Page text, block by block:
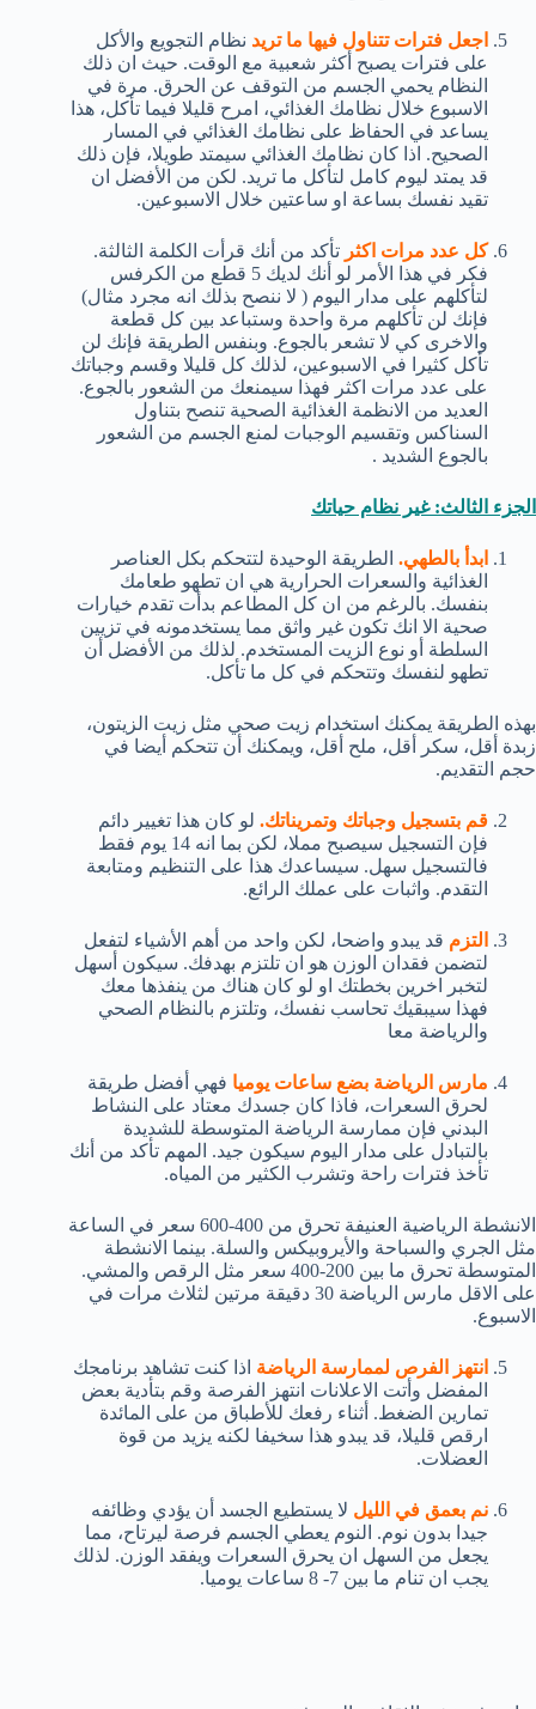
اجعل فترات تتناول فيها ما تريد نظام التجويع والأكل
على فترات يصبح أكثر شعبية مع الوقت. حيث ان ذلك
النظام يحمي الجسم من التوقف عن الحرق. مرة في
الاسبوع خلال نظامك الغذائي، امرح قليلا فيما تأكل، هذا
يساعد في الحفاظ على نظامك الغذائي في المسار
الصحيح. اذا كان نظامك الغذائي سيمتد طويلا، فإن ذلك
قد يمتد ليوم كامل لتأكل ما تريد. لكن من الأفضل ان
تقيد نفسك بساعة او ساعتين خلال الاسبوعين.
كل عدد مرات اكثر تأكد من أنك قرأت الكلمة الثالثة.
فكر في هذا الأمر لو أنك لديك 5 قطع من الكرفس
لتأكلهم على مدار اليوم ( لا ننصح بذلك انه مجرد مثال)
فإنك لن تأكلهم مرة واحدة وستباعد بين كل قطعة
والاخرى كي لا تشعر بالجوع. وبنفس الطريقة فإنك لن
تأكل كثيرا في الاسبوعين، لذلك كل قليلا وقسم وجباتك
على عدد مرات اكثر فهذا سيمنعك من الشعور بالجوع.
العديد من الانظمة الغذائية الصحية تنصح بتناول
السناكس وتقسيم الوجبات لمنع الجسم من الشعور
بالجوع الشديد .
الجزء الثالث: غير نظام حياتك
ابدأ بالطهي. الطريقة الوحيدة لتتحكم بكل العناصر
الغذائية والسعرات الحرارية هي ان تطهو طعامك
بنفسك. بالرغم من ان كل المطاعم بدأت تقدم خيارات
صحية الا انك تكون غير واثق مما يستخدمونه في تزيين
السلطة أو نوع الزيت المستخدم. لذلك من الأفضل أن
تطهو لنفسك وتتحكم في كل ما تأكل.
بهذه الطريقة يمكنك استخدام زيت صحي مثل زيت الزيتون،
زبدة أقل، سكر أقل، ملح أقل، ويمكنك أن تتحكم أيضا في
حجم التقديم.
قم بتسجيل وجباتك وتمريناتك. لو كان هذا تغيير دائم
فإن التسجيل سيصبح مملا، لكن بما انه 14 يوم فقط
فالتسجيل سهل. سيساعدك هذا على التنظيم ومتابعة
التقدم. واثبات على عملك الرائع.
التزم قد يبدو واضحا، لكن واحد من أهم الأشياء لتفعل
لتضمن فقدان الوزن هو ان تلتزم بهدفك. سيكون أسهل
لتخبر اخرين بخطتك او لو كان هناك من ينفذها معك
فهذا سيبقيك تحاسب نفسك، وتلتزم بالنظام الصحي
والرياضة معا
مارس الرياضة بضع ساعات يوميا فهي أفضل طريقة
لحرق السعرات، فاذا كان جسدك معتاد على النشاط
البدني فإن ممارسة الرياضة المتوسطة للشديدة
بالتبادل على مدار اليوم سيكون جيد. المهم تأكد من أنك
تأخذ فترات راحة وتشرب الكثير من المياه.
الانشطة الرياضية العنيفة تحرق من 400-600 سعر في الساعة
مثل الجري والسباحة والأيروبيكس والسلة. بينما الانشطة
المتوسطة تحرق ما بين 200-400 سعر مثل الرقص والمشي.
على الاقل مارس الرياضة 30 دقيقة مرتين لثلاث مرات في
الاسبوع.
انتهز الفرص لممارسة الرياضة اذا كنت تشاهد برنامجك
المفضل وأتت الاعلانات انتهز الفرصة وقم بتأدية بعض
تمارين الضغط. أثناء رفعك للأطباق من على المائدة
ارقص قليلا، قد يبدو هذا سخيفا لكنه يزيد من قوة
العضلات.
نم بعمق في الليل لا يستطيع الجسد أن يؤدي وظائفه
جيدا بدون نوم. النوم يعطي الجسم فرصة ليرتاح، مما
يجعل من السهل ان يحرق السعرات ويفقد الوزن. لذلك
يجب ان تنام ما بين 7- 8 ساعات يوميا.